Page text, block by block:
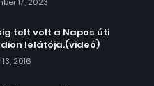
telt volt a Napos úti
lelátója.(videó)
2016